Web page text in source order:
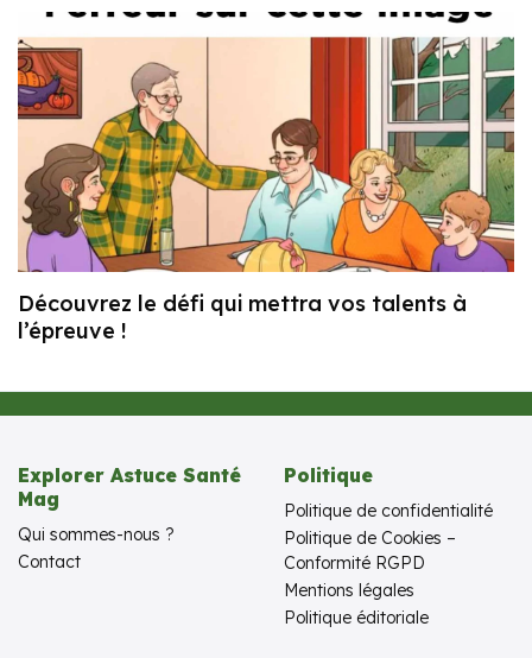
Découvrez le défi qui mettra vos talents à
l’épreuve !
Explorer Astuce Santé
Mag
Qui sommes-nous ?
Contact
Politique
Politique de confidentialité
Politique de Cookies –
Conformité RGPD
Mentions légales
Politique éditoriale